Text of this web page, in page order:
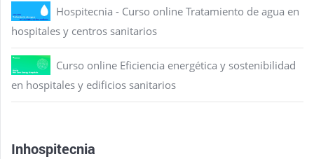
Hospitecnia - Curso online Tratamiento de agua en
hospitales y centros sanitarios
Curso online Eficiencia energética y sostenibilidad
en hospitales y edificios sanitarios
Inhospitecnia